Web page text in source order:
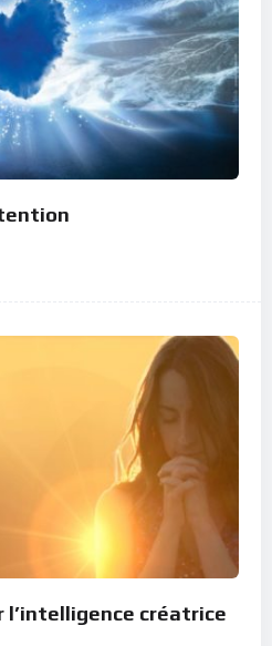
l’intelligence créatrice